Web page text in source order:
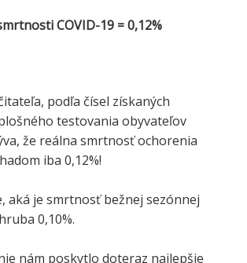
COVID-19 = 0,12%
podľa čísel získaných
testovania obyvateľov
že reálna smrtnosť ochorenia
iba 0,12%!
aká je smrtnosť bežnej sezónnej
0,10%.
nám poskytlo doteraz najlepšie